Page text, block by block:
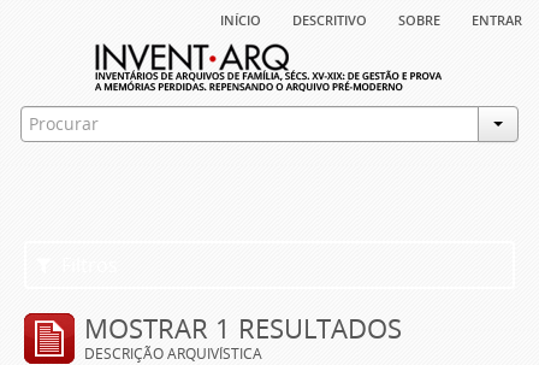
início descritivo sobre entrar
MOSTRAR 1 RESULTADOS
DESCRIÇÃO ARQUIVÍSTICA